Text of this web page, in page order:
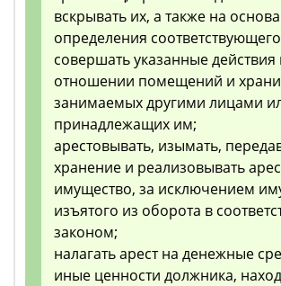
вскрывать их, а также на
определения
совершать указанные действия
отношении помещений и
занимаемых другими лицами
принадлежащих им;
арестовывать, изымать,
хранение и реализовывать
имущество, за исключением
изъятого из оборота в
законом;
налагать арест на денежные
иные ценности должника,